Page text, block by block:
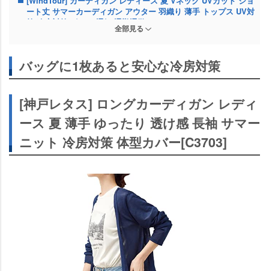
ート丈 サマーカーディガン アウター 羽織り 薄手 トップス UV対
策 冷房対策 ボレロ 通気 通勤通学
[Harewith] スカーフ ストール 【 春夏 】 レディース マフラー 薄
[R10righten] シアーブルゾン レディース カーディガン トップス
長袖 UVカット 前開き フード付き 透け感 夏 冷房対策 ゆったり
ー お出掛け
バッグに1枚あるだけで意外と助かる
全部見る
バッグに1枚あると安心な冷房対策
[神戸レタス] ロングカーディガン レディ
ース 夏 薄手 ゆったり 透け感 長袖 サマー
ニット 冷房対策 体型カバー[C3703]